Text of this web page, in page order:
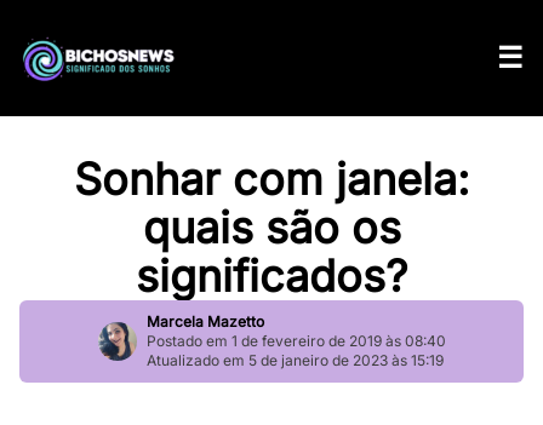
Sonhar com janela:
quais são os
significados?
Marcela Mazetto
Postado em 1 de fevereiro de 2019 às 08:40
Atualizado em 5 de janeiro de 2023 às 15:19